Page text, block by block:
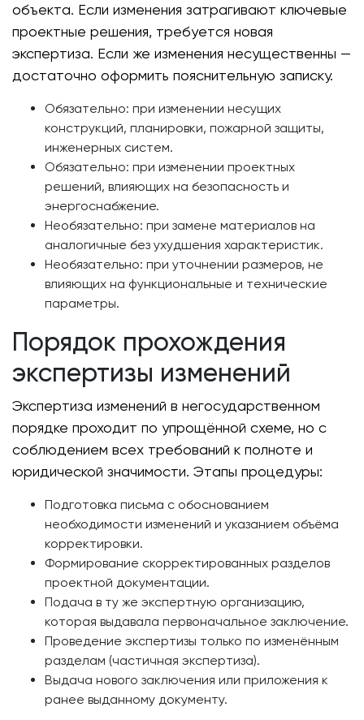
объекта. Если изменения затрагивают ключевые
проектные решения, требуется новая
экспертиза. Если же изменения несущественны —
достаточно оформить пояснительную записку.
Обязательно: при изменении несущих
конструкций, планировки, пожарной защиты,
инженерных систем.
Обязательно: при изменении проектных
решений, влияющих на безопасность и
энергоснабжение.
Необязательно: при замене материалов на
аналогичные без ухудшения характеристик.
Необязательно: при уточнении размеров, не
влияющих на функциональные и технические
параметры.
Порядок прохождения
экспертизы изменений
Экспертиза изменений в негосударственном
порядке проходит по упрощённой схеме, но с
соблюдением всех требований к полноте и
юридической значимости. Этапы процедуры:
Подготовка письма с обоснованием
необходимости изменений и указанием объёма
корректировки.
Формирование скорректированных разделов
проектной документации.
Подача в ту же экспертную организацию,
которая выдавала первоначальное заключение.
Проведение экспертизы только по изменённым
разделам (частичная экспертиза).
Выдача нового заключения или приложения к
ранее выданному документу.